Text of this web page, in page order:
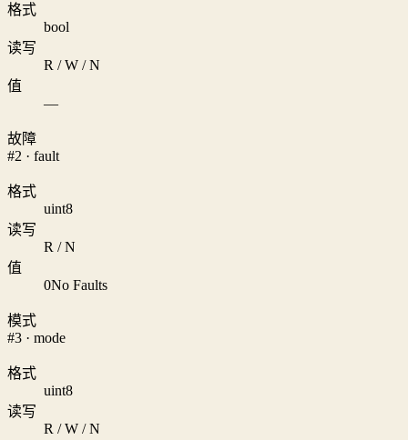
格式
bool
读写
R / W / N
值
—
故障
#2 · fault
格式
uint8
读写
R / N
值
0No Faults
模式
#3 · mode
格式
uint8
读写
R / W / N